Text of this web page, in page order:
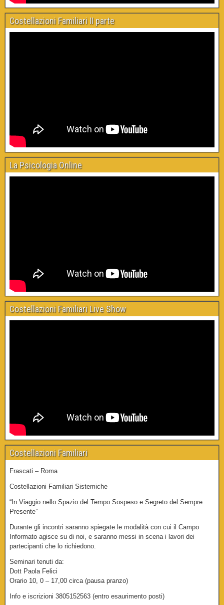
Costellazioni Familiari II parte
La Psicologia Online
Costellazioni Familiari Live Show
Costellazioni Familiari
Frascati – Roma
Costellazioni Familiari Sistemiche
“In Viaggio nello Spazio del Tempo Sospeso e Segreto del Sempre
Presente”
Durante gli incontri saranno spiegate le modalità con cui il Campo
Informato agisce su di noi, e saranno messi in scena i lavori dei
partecipanti che lo richiedono.
Seminari tenuti da:
Dott Paola Felici
Orario 10, 0 – 17,00 circa (pausa pranzo)
Info e iscrizioni 3805152563 (entro esaurimento posti)